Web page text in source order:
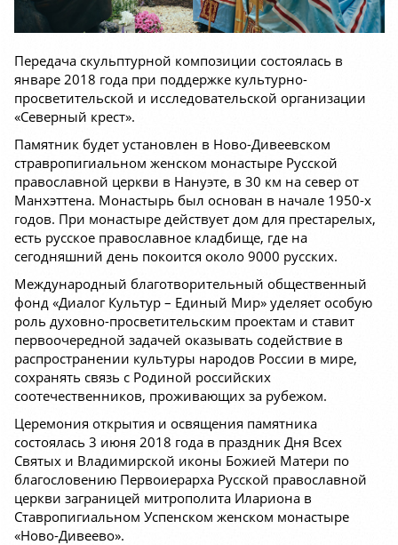
Передача скульптурной композиции состоялась в
январе 2018 года при поддержке культурно-
просветительской и исследовательской организации
«Северный крест».
Памятник будет установлен в Ново-Дивеевском
стравропигиальном женском монастыре Русской
православной церкви в Нануэте, в 30 км на север от
Манхэттена. Монастырь был основан в начале 1950-х
годов. При монастыре действует дом для престарелых,
есть русское православное кладбище, где на
сегодняшний день покоится около 9000 русских.
Международный благотворительный общественный
фонд «Диалог Культур – Единый Мир» уделяет особую
роль духовно-просветительским проектам и ставит
первоочередной задачей оказывать содействие в
распространении культуры народов России в мире,
сохранять связь с Родиной российских
соотечественников, проживающих за рубежом.
Церемония открытия и освящения памятника
состоялась 3 июня 2018 года в праздник Дня Всех
Святых и Владимирской иконы Божией Матери по
благословению Первоиерарха Русской православной
церкви заграницей митрополита Илариона в
Ставропигиальном Успенском женском монастыре
«Ново-Дивеево».